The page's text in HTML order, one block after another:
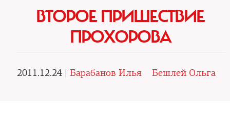
ВТОРОЕ ПРИШЕСТВИЕ
ПРОХОРОВА
2011.12.24 | Барабанов Илья Бешлей Ольга